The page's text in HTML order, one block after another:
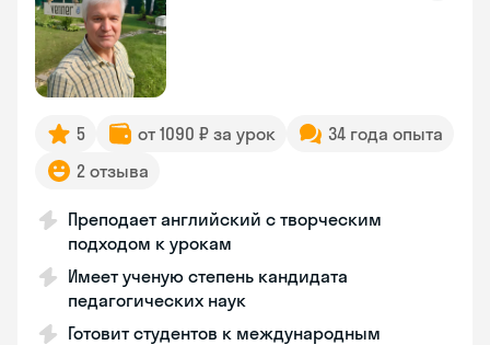
5 от 1090 ₽ за урок
34 года опыта
2 отзыва
Преподает английский с творческим
подходом к урокам
Имеет ученую степень кандидата
педагогических наук
Готовит студентов к международным